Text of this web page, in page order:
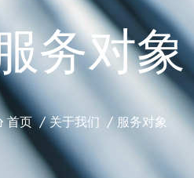
务对象
首页 / 关于我们 / 服务对象